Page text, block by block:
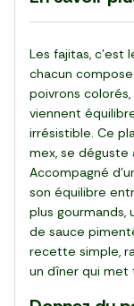
Les fajitas, c’est
chacun
poivrons
viennent
irrésistible. Ce
mex, se déguste
Accompagné
son équilibre
plus
de sauce
recette simple,
un dîner qui met